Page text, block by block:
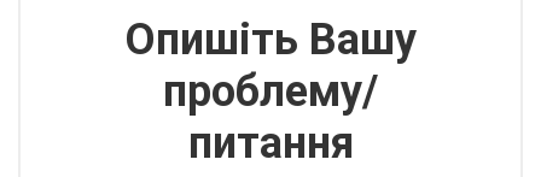
Опишіть Вашу
проблему/
питання